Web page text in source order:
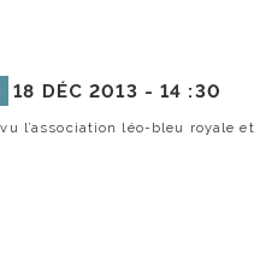
18 DÉC 2013 -14 :30
l’association léo-bleu royale et